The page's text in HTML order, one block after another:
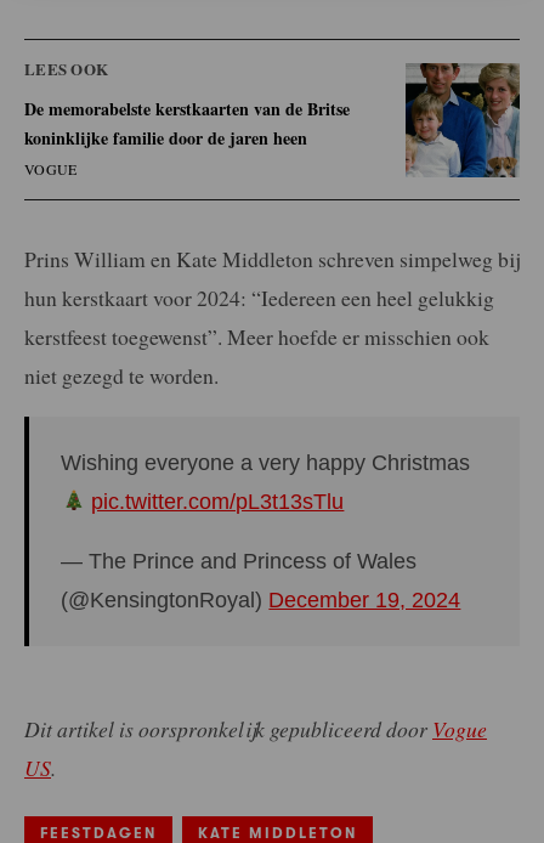
LEES OOK
De memorabelste kerstkaarten van de Britse
koninklijke familie door de jaren heen
VOGUE
Prins William en Kate Middleton schreven simpelweg bij
hun kerstkaart voor 2024: “Iedereen een heel gelukkig
kerstfeest toegewenst”. Meer hoefde er misschien ook
niet gezegd te worden.
Wishing everyone a very happy Christmas
pic.twitter.com/pL3t13sTlu
— The Prince and Princess of Wales
(@KensingtonRoyal) December 19, 2024
Dit artikel is oorspronkelijk gepubliceerd door Vogue
US.
FEESTDAGEN KATE MIDDLETON